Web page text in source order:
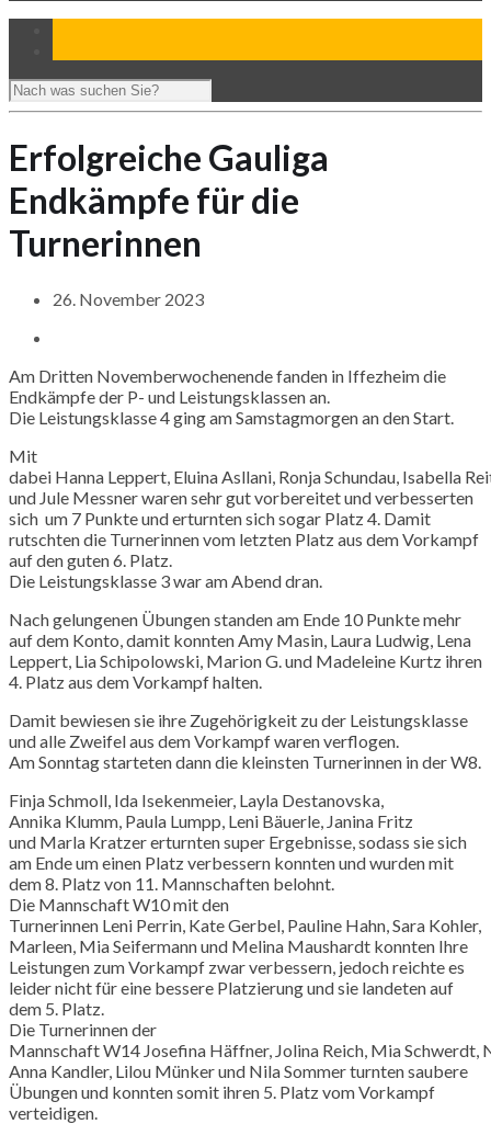
Erfolgreiche Gauliga
Endkämpfe für die
Turnerinnen
26. November 2023
Am Dritten Novemberwochenende fanden in Iffezheim die
Endkämpfe der P- und Leistungsklassen an.
Die Leistungsklasse 4 ging am Samstagmorgen an den Start.
Mit
dabei Hanna Leppert, EluinaAsllani, RonjaSchundau, Isabella
und Jule Messner waren sehr gut vorbereitet und verbesserten
sich um 7 Punkte und erturnten sich sogar Platz 4. Damit
rutschten die Turnerinnen vom letzten Platz aus dem Vorkampf
auf den guten 6. Platz.
Die Leistungsklasse 3 war am Abend dran.
Nach gelungenen Übungen standen am Ende 10 Punkte mehr
auf dem Konto, damit konntenAmy Masin, Laura Ludwig, Lena
Leppert, LiaSchipolowski, Marion G. und Madeleine Kurtz ihren
4. Platz aus dem Vorkampf halten.
Damit bewiesen sie ihre Zugehörigkeit zu der Leistungsklasse
und alle Zweifel aus dem Vorkampf waren verflogen.
Am Sonntag starteten dann die kleinsten Turnerinnen in derW8.
FinjaSchmoll, Ida Isekenmeier, Layla Destanovska,
Annika Klumm, Paula Lumpp, Leni Bäuerle, Janina Fritz
und Marla Kratzer erturnten super Ergebnisse, sodass sie sich
am Ende um einen Platz verbessern konnten und wurden mit
dem 8. Platz von 11. Mannschaften belohnt.
Die MannschaftW10mit den
Turnerinnen Leni Perrin, KateGerbel, Pauline Hahn,Sara Kohler,
Marleen, MiaSeifermann und Melina Maushardt konnten Ihre
Leistungen zum Vorkampf zwar verbessern, jedoch reichte es
leider nicht für eine bessere Platzierung und sie landeten auf
dem 5. Platz.
Die Turnerinnen der
MannschaftW14 Josefina Häffner, Jolina Reich, MiaSchwerdt,
Anna Kandler, Lilou Münkerund NilaSommer turnten saubere
Übungen und konnten somit ihren 5. Platz vom Vorkampf
verteidigen.